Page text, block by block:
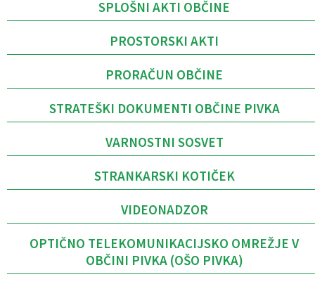
SPLOŠNI AKTI OBČINE
PROSTORSKI AKTI
PRORAČUN OBČINE
STRATEŠKI DOKUMENTI OBČINE PIVKA
VARNOSTNI SOSVET
STRANKARSKI KOTIČEK
VIDEONADZOR
OPTIČNO TELEKOMUNIKACIJSKO OMREŽJE V
OBČINI PIVKA (OŠO PIVKA)